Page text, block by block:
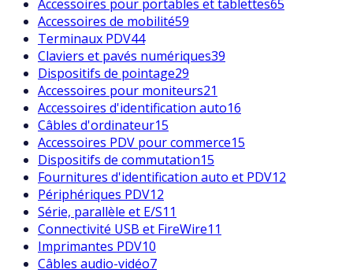
Accessoires pour portables et tablettes65
Accessoires de mobilité59
Terminaux PDV44
Claviers et pavés numériques39
Dispositifs de pointage29
Accessoires pour moniteurs21
Accessoires d'identification auto16
Câbles d'ordinateur15
Accessoires PDV pour commerce15
Dispositifs de commutation15
Fournitures d'identification auto et PDV12
Périphériques PDV12
Série, parallèle et E/S11
Connectivité USB et FireWire11
Imprimantes PDV10
Câbles audio-vidéo7